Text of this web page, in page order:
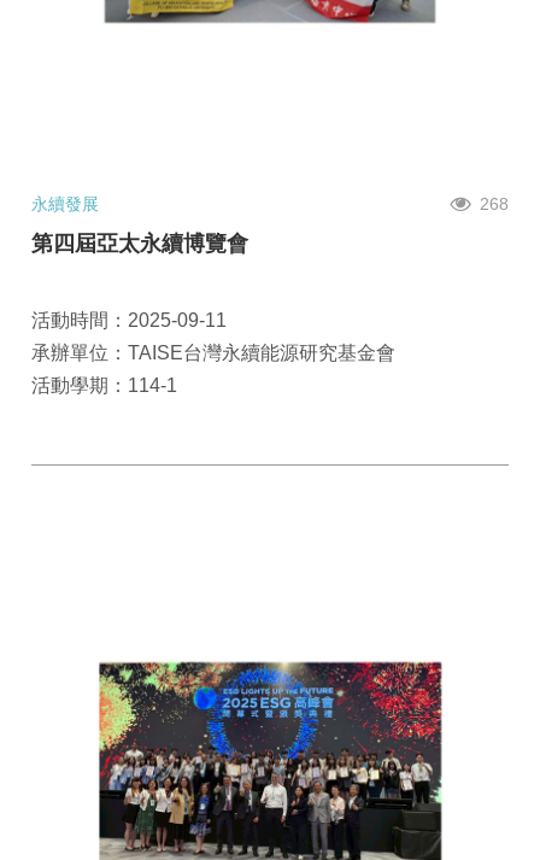
永續發展 268
第四屆亞太永續博覽會
活動時間：2025-09-11
承辦單位：TAISE台灣永續能源研究基金會
活動學期：114-1